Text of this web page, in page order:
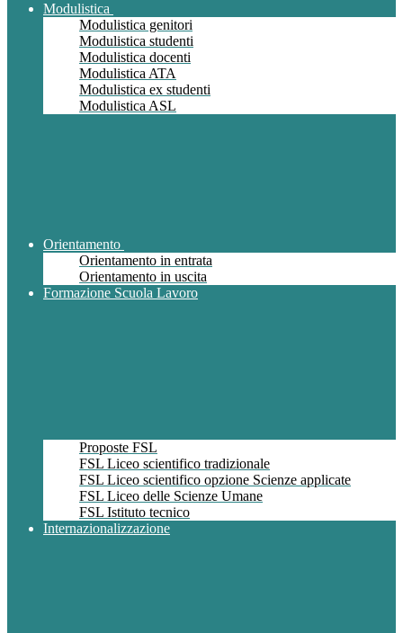
Modulistica
Modulistica genitori
Modulistica studenti
Modulistica docenti
Modulistica ATA
Modulistica ex studenti
Modulistica ASL
Orientamento
Orientamento in entrata
Orientamento in uscita
Formazione Scuola Lavoro
Proposte FSL
FSL Liceo scientifico tradizionale
FSL Liceo scientifico opzione Scienze applicate
FSL Liceo delle Scienze Umane
FSL Istituto tecnico
Internazionalizzazione